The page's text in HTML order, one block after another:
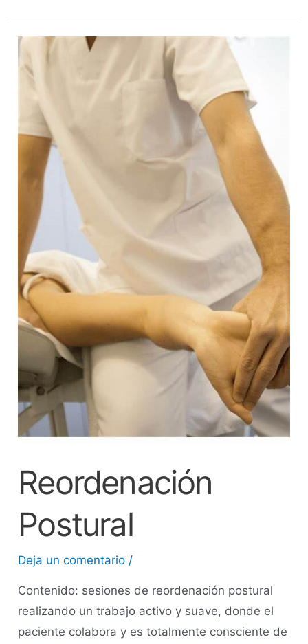
Reordenación
Postural
Deja un comentario /
Contenido: sesiones de reordenación postural
realizando un trabajo activo y suave, donde el
paciente colabora y es totalmente consciente de
Reordenación
Postural